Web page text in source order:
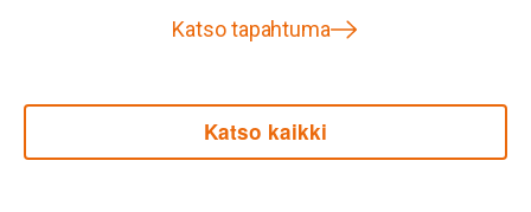
Katso tapahtuma
Katso kaikki